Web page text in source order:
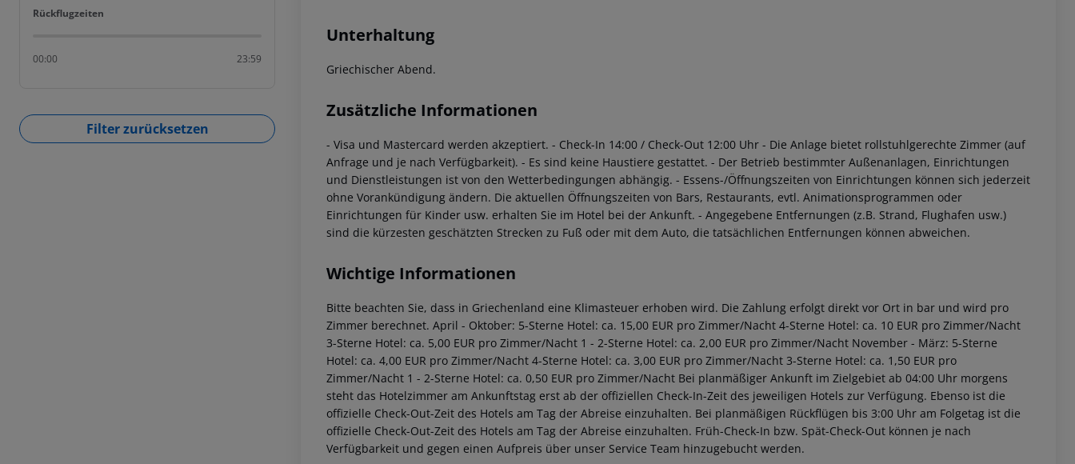
Rückflugzeiten
Rückflugzeiten
00:00 23:59
Filter zurücksetzen
Unterhaltung
Griechischer Abend.
Zusätzliche Informationen
- Visa und Mastercard werden akzeptiert. - Check-In 14:00 / Check-Out 12:00 Uhr - Die Anlage bietet rollstuhlgerechte Zimmer (auf
Anfrage und je nach Verfügbarkeit). - Es sind keine Haustiere gestattet. - Der Betrieb bestimmter Außenanlagen, Einrichtungen
und Dienstleistungen ist von den Wetterbedingungen abhängig. - Essens-/Öffnungszeiten von Einrichtungen können sich jederzeit
ohne Vorankündigung ändern. Die aktuellen Öffnungszeiten von Bars, Restaurants, evtl. Animationsprogrammen oder
Einrichtungen für Kinder usw. erhalten Sie im Hotel bei der Ankunft. - Angegebene Entfernungen (z.B. Strand, Flughafen usw.)
sind die kürzesten geschätzten Strecken zu Fuß oder mit dem Auto, die tatsächlichen Entfernungen können abweichen.
Wichtige Informationen
Bitte beachten Sie, dass in Griechenland eine Klimasteuer erhoben wird. Die Zahlung erfolgt direkt vor Ort in bar und wird pro
Zimmer berechnet. April - Oktober: 5-Sterne Hotel: ca. 15,00 EUR pro Zimmer/Nacht 4-Sterne Hotel: ca. 10 EUR pro Zimmer/Nacht
3-Sterne Hotel: ca. 5,00 EUR pro Zimmer/Nacht 1 - 2-Sterne Hotel: ca. 2,00 EUR pro Zimmer/Nacht November - März: 5-Sterne
Hotel: ca. 4,00 EUR pro Zimmer/Nacht 4-Sterne Hotel: ca. 3,00 EUR pro Zimmer/Nacht 3-Sterne Hotel: ca. 1,50 EUR pro
Zimmer/Nacht 1 - 2-Sterne Hotel: ca. 0,50 EUR pro Zimmer/Nacht Bei planmäßiger Ankunft im Zielgebiet ab 04:00 Uhr morgens
steht das Hotelzimmer am Ankunftstag erst ab der offiziellen Check-In-Zeit des jeweiligen Hotels zur Verfügung. Ebenso ist die
offizielle Check-Out-Zeit des Hotels am Tag der Abreise einzuhalten. Bei planmäßigen Rückflügen bis 3:00 Uhr am Folgetag ist die
offizielle Check-Out-Zeit des Hotels am Tag der Abreise einzuhalten. Früh-Check-In bzw. Spät-Check-Out können je nach
Verfügbarkeit und gegen einen Aufpreis über unser Service Team hinzugebucht werden.